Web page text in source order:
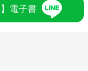
電子書